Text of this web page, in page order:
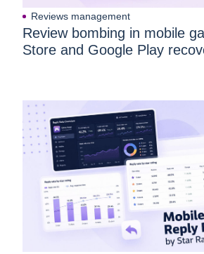
Reviews management
Review bombing in mobile
Store and Google Play